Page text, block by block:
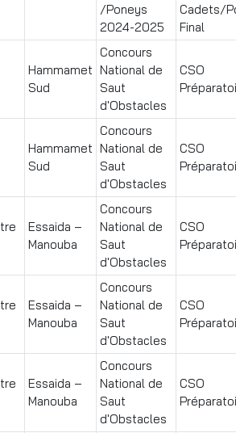
/Poneys
2024-2025
Cadets/
Final
Hammamet
Sud
Concours
National de
Saut
d'Obstacles
CSO
Hammamet
Sud
Concours
National de
Saut
d'Obstacles
CSO
Essaida –
Manouba
Concours
National de
Saut
d'Obstacles
CSO
Essaida –
Manouba
Concours
National de
Saut
d'Obstacles
CSO
Essaida –
Manouba
Concours
National de
Saut
d'Obstacles
CSO